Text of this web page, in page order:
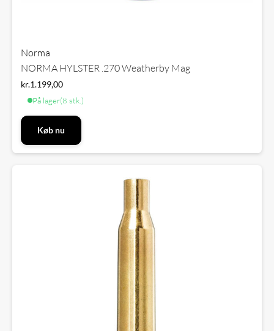
Norma
NORMA HYLSTER .270 Weatherby Mag
kr.1.199,00
På lager(8 stk.)
Køb nu